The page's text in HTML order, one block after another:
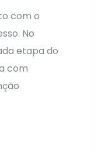
com o
No
etapa do
com